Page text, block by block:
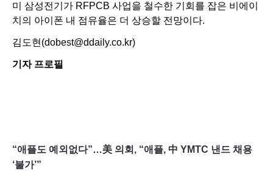
미 삼성전기가 RFPCB 사업을 철수한 기회를 잡은 비에이
치의 아이폰 내 점유율은 더 상승할 전망이다.
김도현(dobest@ddaily.co.kr)
기자 프로필
“애플도 예외없다”…美 의회, “애플, 中 YMTC 낸드 채용
‘불가’”